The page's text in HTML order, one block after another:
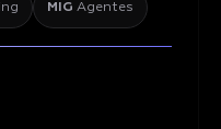
MIG Agentes